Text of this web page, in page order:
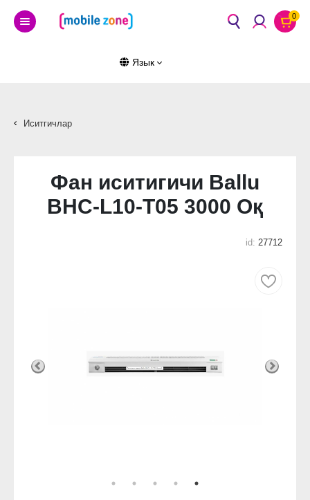
0
Язык
Иситгичлар
Фан иситигичи Ballu
BHC-L10-T05 3000 Оқ
id: 27712